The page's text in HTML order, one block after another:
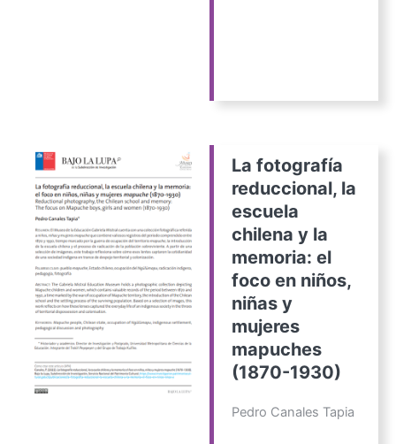
La fotografía
reduccional, la
escuela
chilena y la
memoria: el
foco en niños,
niñas y
mujeres
mapuches
(1870-1930)
Pedro Canales Tapia